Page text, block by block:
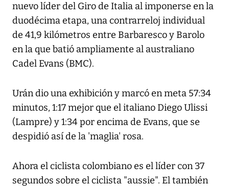
nuevo líder del Giro de Italia al imponerse en la
duodécima etapa, una contrarreloj individual
de 41,9 kilómetros entre Barbaresco y Barolo
en la que batió ampliamente al australiano
Cadel Evans (BMC).
Urán dio una exhibición y marcó en meta 57:34
minutos, 1:17 mejor que el italiano Diego Ulissi
(Lampre) y 1:34 por encima de Evans, que se
despidió así de la 'maglia' rosa.
Ahora el ciclista colombiano es el líder con 37
segundos sobre el ciclista "aussie". El también